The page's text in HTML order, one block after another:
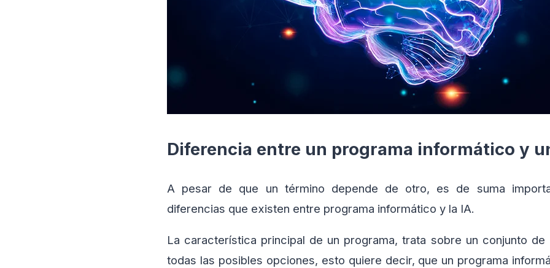
Diferencia entre un programa informático y
A pesar de que un término depende de otro, es de suma
diferencias que existen entre programa informático y la IA.
La característica principal de un programa, trata sobre un conjunto
todas las posibles opciones, esto quiere decir, que un programa